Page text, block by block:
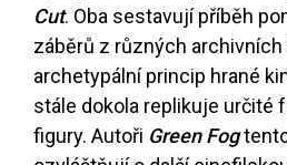
Cut. Oba sestavují příběh
záběrů z různých
archetypální princip hrané
stále dokola replikuje určité
figury. Autoři Green Fog